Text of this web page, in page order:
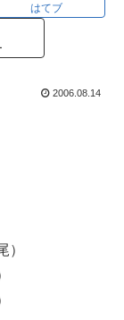
はてブ
2006.08.14